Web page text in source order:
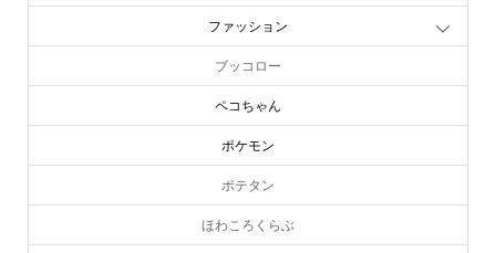
ファッション
ブッコロー
ペコちゃん
ポケモン
ポテタン
ほわころくらぶ